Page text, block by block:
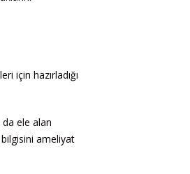
için hazırladığı
da ele alan
bilgisini ameliyat